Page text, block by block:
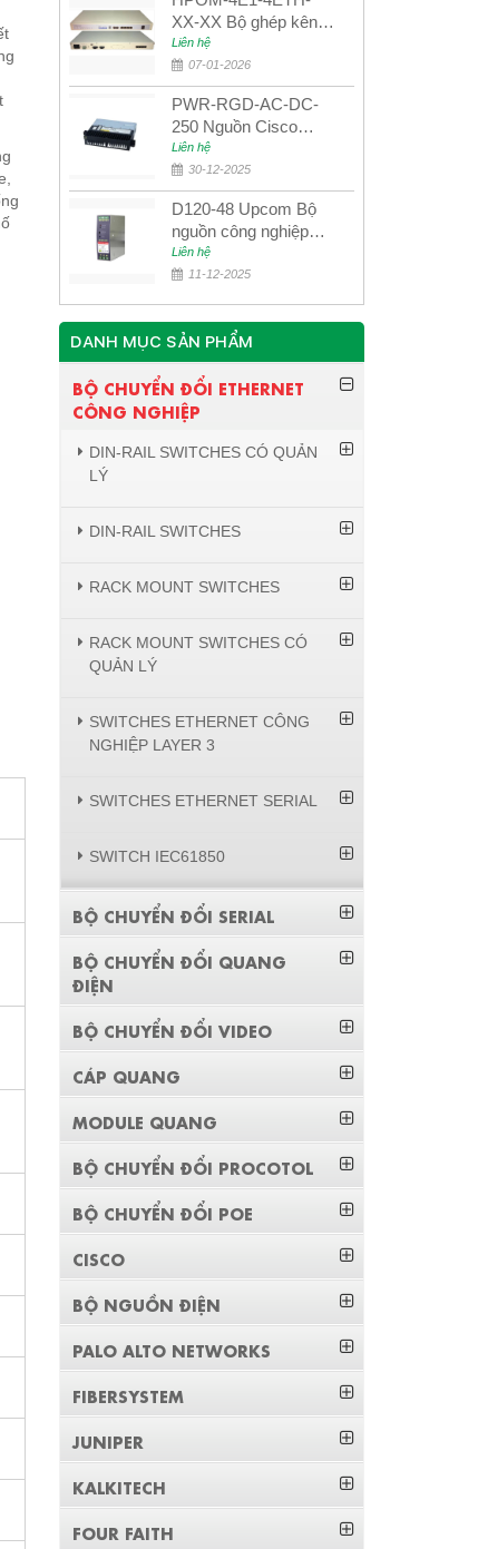
XX-XX Bộ ghép kênh
quang quản lý SDH
4E1+4ETH+RS232
Liên hệ
07-01-2026
PWR-RGD-AC-DC-
250 Nguồn Cisco
Industrial 250W
PoE/PoE+
Liên hệ
30-12-2025
D120-48 Upcom Bộ
nguồn công nghiệp
đầu ra đơn 120W
48VDC
Liên hệ
11-12-2025
DANH MỤC SẢN PHẨM
BỘ CHUYỂN ĐỔI ETHERNET
CÔNG NGHIỆP
DIN-RAIL SWITCHES CÓ QUẢN
LÝ
DIN-RAIL SWITCHES
RACK MOUNT SWITCHES
RACK MOUNT SWITCHES CÓ
QUẢN LÝ
SWITCHES ETHERNET CÔNG
NGHIỆP LAYER 3
SWITCHES ETHERNET SERIAL
SWITCH IEC61850
BỘ CHUYỂN ĐỔI SERIAL
BỘ CHUYỂN ĐỔI QUANG
ĐIỆN
BỘ CHUYỂN ĐỔI VIDEO
CÁP QUANG
MODULE QUANG
BỘ CHUYỂN ĐỔI PROCOTOL
BỘ CHUYỂN ĐỔI POE
CISCO
BỘ NGUỒN ĐIỆN
PALO ALTO NETWORKS
FIBERSYSTEM
JUNIPER
KALKITECH
FOUR FAITH